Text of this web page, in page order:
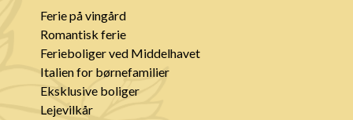
Ferie på vingård
Romantisk ferie
Ferieboliger ved Middelhavet
Italien for børnefamilier
Eksklusive boliger
Lejevilkår